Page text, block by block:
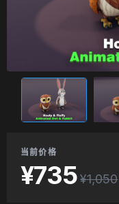
当前价格
¥735 ¥1,050